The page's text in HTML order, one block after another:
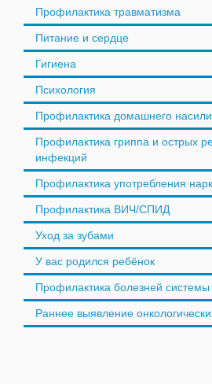
Профилактика травматизма
Питание и сердце
Гигиена
Психология
Профилактика домашнего
Профилактика гриппа и острых
инфекций
Профилактика употребления
Профилактика ВИЧ/СПИД
Уход за зубами
У вас родился ребёнок
Профилактика болезней
Раннее выявление